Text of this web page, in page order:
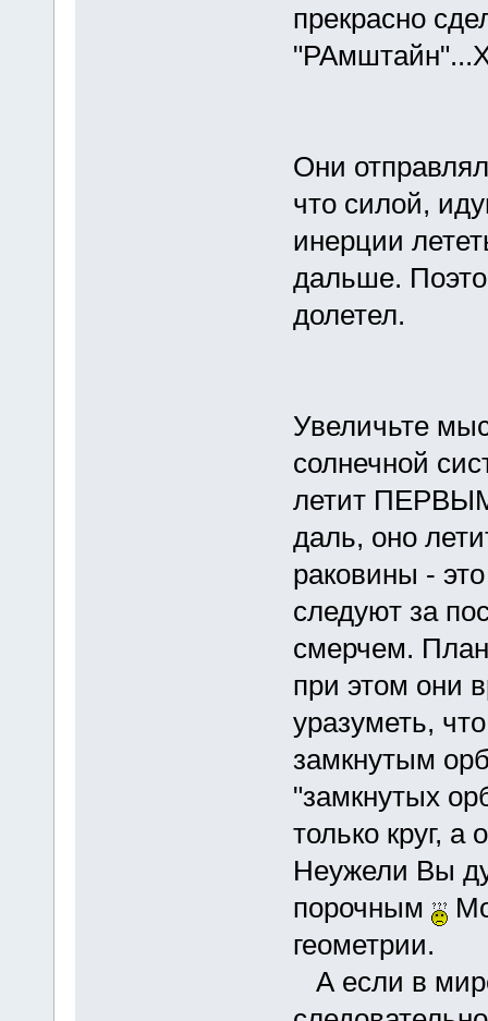
прекрасно
Они
что силой,
инерции
дальше.
долетел.
Увеличьте
солнечной
летит
даль, оно
раковины -
следуют за
смерчем.
при этом они
уразуметь,
замкнутым
"замкнутых
только круг, а
Неужели Вы
порочным
геометрии.
А если в